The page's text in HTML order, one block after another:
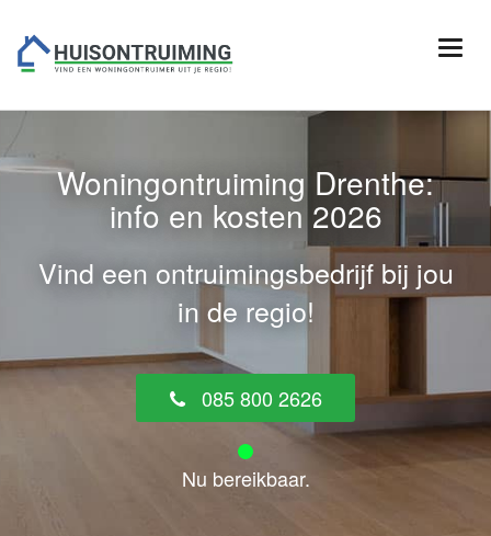
Woningontruiming Drenthe:
info en kosten 2026
Vind een ontruimingsbedrijf bij jou
in de regio!
085 800 2626
Nu bereikbaar.